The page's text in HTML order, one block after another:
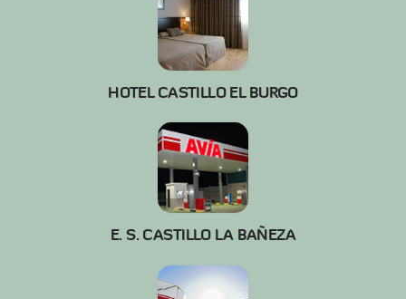
HOTEL CASTILLO EL BURGO
E. S. CASTILLO LA BAÑEZA